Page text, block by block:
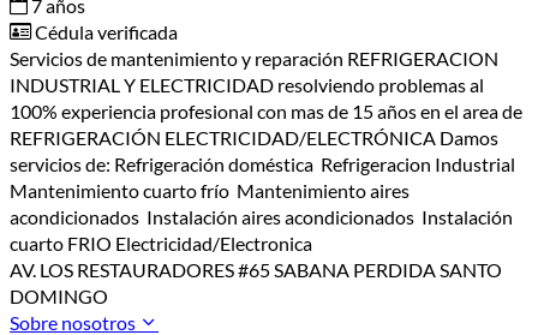
7 años
Cédula verificada
Servicios de mantenimiento y reparación REFRIGERACION
INDUSTRIAL Y ELECTRICIDAD resolviendo problemas al
100% experiencia profesional con mas de 15 años en el area de
REFRIGERACIÓN ELECTRICIDAD/ELECTRÓNICA Damos
servicios de: Refrigeración doméstica Refrigeracion Industrial
Mantenimiento cuarto frío Mantenimiento aires
acondicionados Instalación aires acondicionados Instalación
cuarto FRIO Electricidad/Electronica
AV. LOS RESTAURADORES #65 SABANA PERDIDA SANTO
DOMINGO
Sobre nosotros